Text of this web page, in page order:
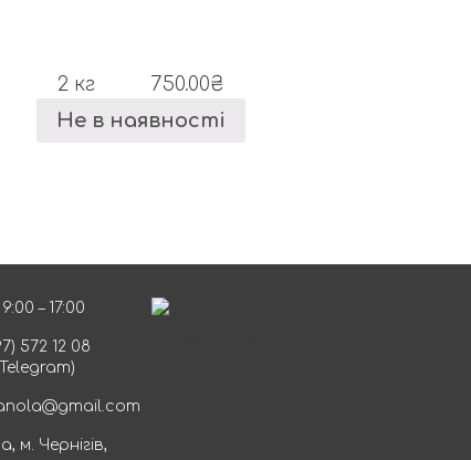
2 кг 750.00₴
Не в наявності
– 17:00
572 12 08
м. Чернігів,